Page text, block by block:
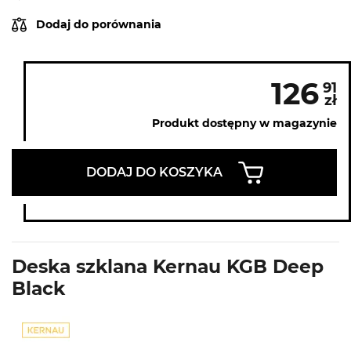
Dodaj do porównania
126 91
zł
Produkt dostępny w magazynie
DODAJ DO KOSZYKA
Deska szklana Kernau KGB Deep
Black